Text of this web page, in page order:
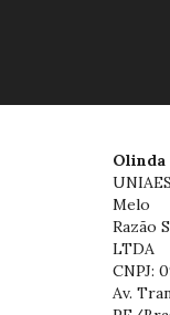
Olinda
Melo
Razão
LTDA
CNPJ:
Av.